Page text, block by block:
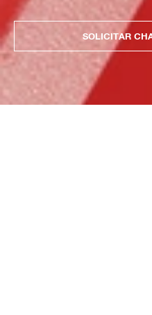
SOLICITAR